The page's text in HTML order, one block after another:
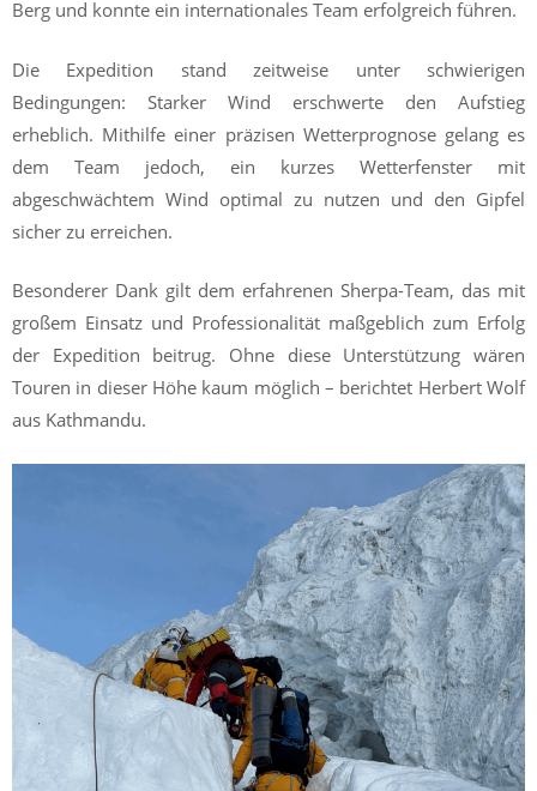
Berg und konnte ein internationales Team erfolgreich führen.
Die Expedition stand zeitweise unter schwierigen
Bedingungen: Starker Wind erschwerte den Aufstieg
erheblich. Mithilfe einer präzisen Wetterprognose gelang es
dem Team jedoch, ein kurzes Wetterfenster mit
abgeschwächtem Wind optimal zu nutzen und den Gipfel
sicher zu erreichen.
Besonderer Dank gilt dem erfahrenen Sherpa-Team, das mit
großem Einsatz und Professionalität maßgeblich zum Erfolg
der Expedition beitrug. Ohne diese Unterstützung wären
Touren in dieser Höhe kaum möglich – berichtet Herbert Wolf
aus Kathmandu.